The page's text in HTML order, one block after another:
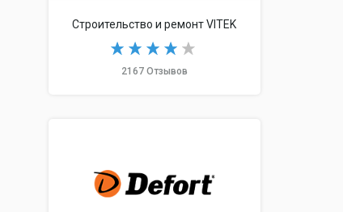
Строительство и ремонт VITEK
2167 Отзывов